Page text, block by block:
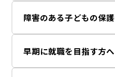
障害のある子どもの保
早期に就職を目指す方へ